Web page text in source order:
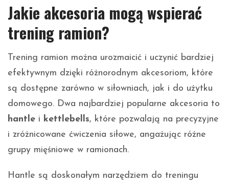
Jakie akcesoria mogą wspierać
trening ramion?
Trening ramion można urozmaicić i uczynić bardziej
efektywnym dzięki różnorodnym akcesoriom, które
są dostępne zarówno w siłowniach, jak i do użytku
domowego. Dwa najbardziej popularne akcesoria to
hantle i kettlebells, które pozwalają na precyzyjne
i zróżnicowane ćwiczenia siłowe, angażując różne
grupy mięśniowe w ramionach.
Hantle są doskonałym narzędziem do treningu